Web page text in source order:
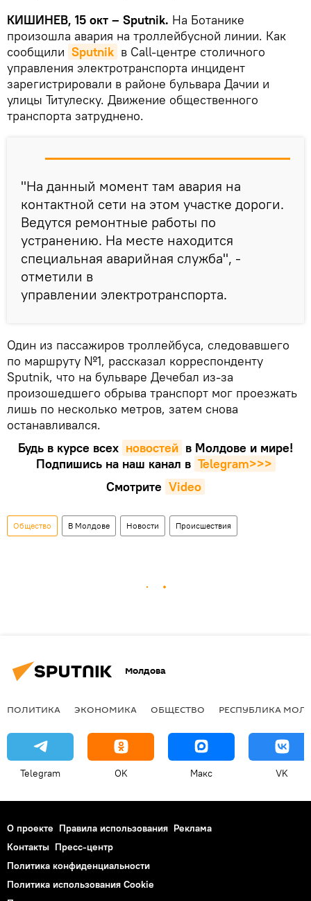
КИШИНЕВ, 15 окт – Sputnik. На Ботанике
произошла авария на троллейбусной линии. Как
сообщили Sputnik в Call-центре столичного
управления электротранспорта инцидент
зарегистрировали в районе бульвара Дачии и
улицы Титулеску. Движение общественного
транспорта затруднено.
"На данный момент там авария на
контактной сети на этом участке дороги.
Ведутся ремонтные работы по
устранению. На месте находится
специальная аварийная служба", -
отметили в
управлении электротранспорта.
Один из пассажиров троллейбуса, следовавшего
по маршруту №1, рассказал корреспонденту
Sputnik, что на бульваре Дечебал из-за
произошедшего обрыва транспорт мог проезжать
лишь по несколько метров, затем снова
останавливался.
Будь в курсе всех новостей в Молдове и мире!
Подпишись на наш канал в Telegram>>>
Смотрите Video
Общество В Молдове Новости Происшествия
Молдова
ПОЛИТИКА ЭКОНОМИКА ОБЩЕСТВО РЕСПУБЛИКА
Telegram OK Макс VK
О проекте Правила использования Реклама
Контакты Пресс-центр
Политика конфиденциальности
Политика использования Cookie